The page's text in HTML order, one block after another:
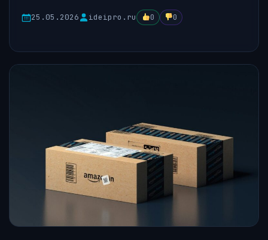
25.05.2026 ideipro.ru 0 0